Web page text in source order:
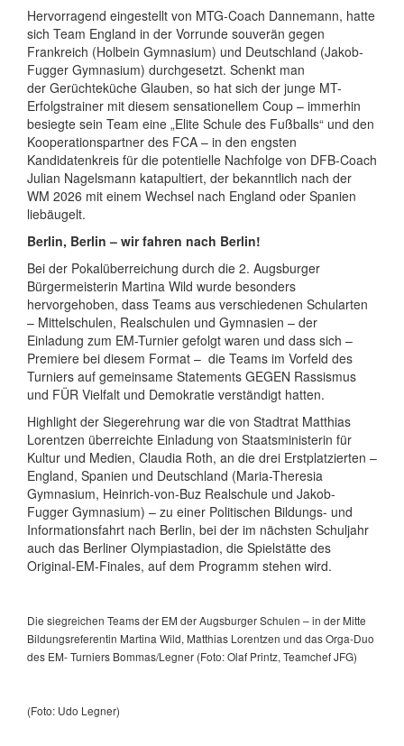
Hervorragend eingestellt von MTG-Coach Dannemann, hatte
sich Team England in der Vorrunde souverän gegen
Frankreich (Holbein Gymnasium) und Deutschland (Jakob-
Fugger Gymnasium) durchgesetzt. Schenkt man
der Gerüchteküche Glauben, so hat sich der junge MT-
Erfolgstrainer mit diesem sensationellem Coup – immerhin
besiegte sein Team eine „Elite Schule des Fußballs“ und den
Kooperationspartner des FCA – in den engsten
Kandidatenkreis für die potentielle Nachfolge von DFB-Coach
Julian Nagelsmann katapultiert, der bekanntlich nach der
WM 2026 mit einem Wechsel nach England oder Spanien
liebäugelt.
Berlin, Berlin – wir fahren nach Berlin!
Bei der Pokalüberreichung durch die 2. Augsburger
Bürgermeisterin Martina Wild wurde besonders
hervorgehoben, dass Teams aus verschiedenen Schularten
– Mittelschulen, Realschulen und Gymnasien – der
Einladung zum EM-Turnier gefolgt waren und dass sich –
Premiere bei diesem Format – die Teams im Vorfeld des
Turniers auf gemeinsame Statements GEGEN Rassismus
und FÜR Vielfalt und Demokratie verständigt hatten.
Highlight der Siegerehrung war die von Stadtrat Matthias
Lorentzen überreichte Einladung von Staatsministerin für
Kultur und Medien, Claudia Roth, an die drei Erstplatzierten –
England, Spanien und Deutschland (Maria-Theresia
Gymnasium, Heinrich-von-Buz Realschule und Jakob-
Fugger Gymnasium) – zu einer Politischen Bildungs- und
Informationsfahrt nach Berlin, bei der im nächsten Schuljahr
auch das Berliner Olympiastadion, die Spielstätte des
Original-EM-Finales, auf dem Programm stehen wird.
Die siegreichen Teams der EM der Augsburger Schulen – in der Mitte
Bildungsreferentin Martina Wild, Matthias Lorentzen und das Orga-Duo
des EM- Turniers Bommas/Legner (Foto: Olaf Printz, Teamchef JFG)
(Foto: Udo Legner)